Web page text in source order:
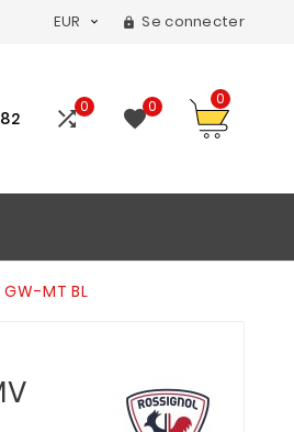
EUR   Se connecter
0 0 0
MT BL